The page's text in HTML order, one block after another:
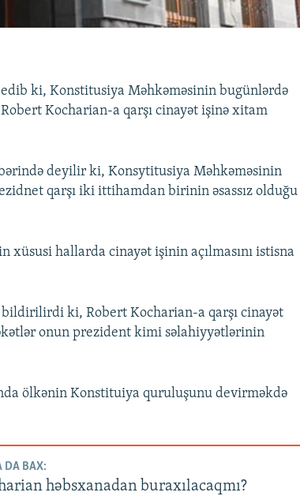
ki, Konstitusiya Məhkəməsinin bugünlərdə
Kocharian-a qarşı cinayət işinə xitam
deyilir ki, Konsytitusiya Məhkəməsinin
qarşı iki ittihamdan birinin əsassız olduğu
xüsusi hallarda cinayət işinin açılmasını istisna
ki, Robert Kocharian-a qarşı cinayət
onun prezident kimi səlahiyyətlərinin
ölkənin Konstituiya quruluşunu devirməkdə
DA BAX:
həbsxanadan buraxılacaqmı?